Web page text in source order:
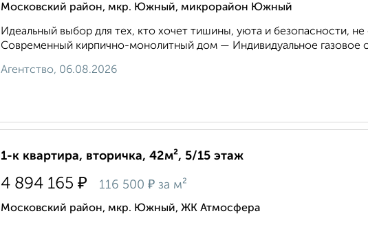
Московский район, мкр. Южный, микрорайон Южный
Идеальный выбор для тех, кто хочет тишины, уюта и безопасности,
Современный кирпично-монолитный дом — Индивидуальное газовое
Агентство, 06.08.2026
1-к квартира, вторичка, 42м², 5/15 этаж
4 894 165 ₽ 116 500 ₽ за м²
Московский район, мкр. Южный, ЖК Атмосфера